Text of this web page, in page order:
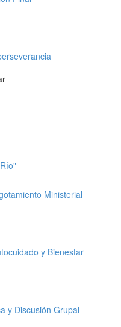
Ministerial
y Bienestar
y Discusión Grupal